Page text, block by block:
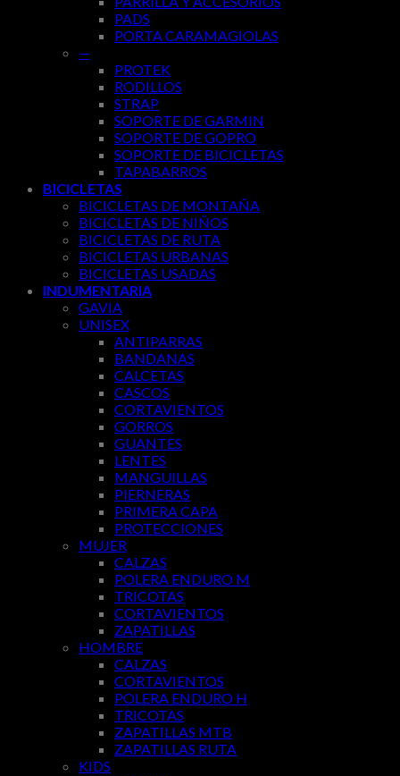
PADS
PORTA CARAMAGIOLAS
—
PROTEK
RODILLOS
STRAP
SOPORTE DE GARMIN
SOPORTE DE GOPRO
SOPORTE DE BICICLETAS
TAPABARROS
BICICLETAS
BICICLETAS DE MONTAÑA
BICICLETAS DE NIÑOS
BICICLETAS DE RUTA
BICICLETAS URBANAS
BICICLETAS USADAS
INDUMENTARIA
GAVIA
UNISEX
ANTIPARRAS
BANDANAS
CALCETAS
CASCOS
CORTAVIENTOS
GORROS
GUANTES
LENTES
MANGUILLAS
PIERNERAS
PRIMERA CAPA
PROTECCIONES
MUJER
CALZAS
POLERA ENDURO M
TRICOTAS
CORTAVIENTOS
ZAPATILLAS
HOMBRE
CALZAS
CORTAVIENTOS
POLERA ENDURO H
TRICOTAS
ZAPATILLAS MTB
ZAPATILLAS RUTA
KIDS